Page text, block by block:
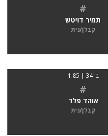
#
תמיר דויטש
קבלן/נית
בן 34 | 1.85
#
אוהד פלד
קבלן/נית